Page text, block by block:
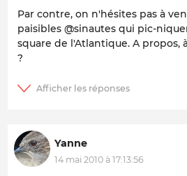
Par contre, on n'hésites pas à
paisibles @sinautes qui pic-
square de l'Atlantique. A propos,
?
Yanne
14 mai 2010 à 17:13:56